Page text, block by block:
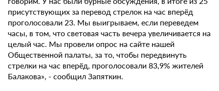
присутствующих за перевод стрелок на час вперёд
проголосовали 23. Мы выигрываем, если переведем
часы, в том, что световая часть вечера увеличивается на
целый час. Мы провели опрос на сайте нашей
Общественной палаты, за то, чтобы передвинуть
стрелки на час вперёд, проголосовали 83,9% жителей
Балакова», - сообщил Запяткин.